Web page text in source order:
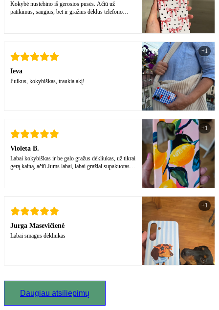
Kokybė nustebino iš gerosios pusės. Ačiū už
patikimus, saugius, bet ir gražius dėklus telefono
Ieva
Puikus, kokybiškas, traukia akį!
+1
Violeta B.
Labai kokybiškas ir be galo gražus dėkliukas, už tikrai
gerą kainą, ačiū Jums labai, labai gražiai supakuotas,
+1
Jurga Masevičienė
Labai smagus dėkliukas
+1
Daugiau atsiliepimų